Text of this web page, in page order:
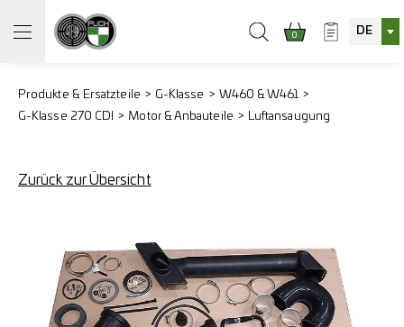
0 DE
Produkte & Ersatzteile G-Klasse
W460 & W461
G-Klasse 270 CDI
Motor & Anbauteile Luftansaugung
Zurück zur Übersicht